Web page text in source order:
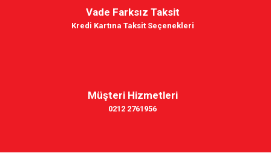
Vade Farksız Taksit
Kredi Kartına Taksit Seçenekleri
Müşteri Hizmetleri
0212 2761956